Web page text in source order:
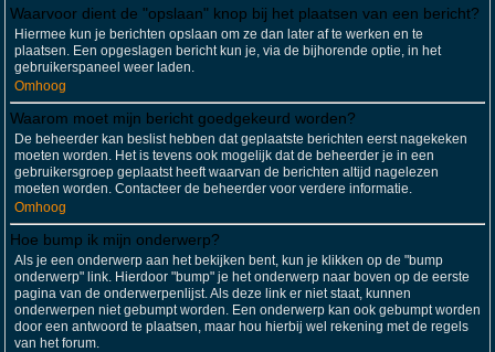
Waarvoor dient de "opslaan" knop bij het plaatsen van een bericht?
Hiermee kun je berichten opslaan om ze dan later af te werken en te
plaatsen. Een opgeslagen bericht kun je, via de bijhorende optie, in het
gebruikerspaneel weer laden.
Omhoog
Waarom moet mijn bericht goedgekeurd worden?
De beheerder kan beslist hebben dat geplaatste berichten eerst nagekeken
moeten worden. Het is tevens ook mogelijk dat de beheerder je in een
gebruikersgroep geplaatst heeft waarvan de berichten altijd nagelezen
moeten worden. Contacteer de beheerder voor verdere informatie.
Omhoog
Hoe bump ik mijn onderwerp?
Als je een onderwerp aan het bekijken bent, kun je klikken op de "bump
onderwerp" link. Hierdoor "bump" je het onderwerp naar boven op de eerste
pagina van de onderwerpenlijst. Als deze link er niet staat, kunnen
onderwerpen niet gebumpt worden. Een onderwerp kan ook gebumpt worden
door een antwoord te plaatsen, maar hou hierbij wel rekening met de regels
van het forum.